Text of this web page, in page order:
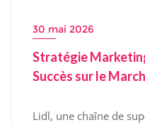
30 mai 2026
Stratégie
Succès sur le
Lidl, une chaîne de